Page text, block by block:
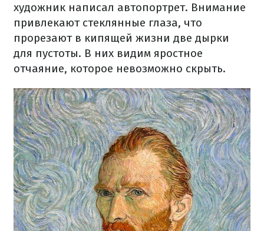
художник написал автопортрет. Внимание
привлекают стеклянные глаза, что
прорезают в кипящей жизни две дырки
для пустоты. В них видим яростное
отчаяние, которое невозможно скрыть.